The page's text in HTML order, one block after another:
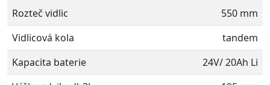
Rozteč vidlic
550 mm
Vidlicová kola
tandem
Kapacita baterie
24V/ 20Ah Li